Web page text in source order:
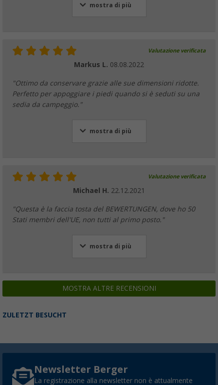
mostra di più
Valutazione verificata
Markus L. 08.08.2022
"Ottimo da conservare grazie alle sue dimensioni ridotte.
Perfetto per appoggiare i piedi quando si è seduti su una
sedia da campeggio."
mostra di più
Valutazione verificata
Michael H. 22.12.2021
"Questa è la faccia tosta del BEWERTUNGEN, dove ho 50
Stati membri dell'UE, non tutti al primo posto."
mostra di più
MOSTRA ALTRE RECENSIONI
ZULETZT BESUCHT
Newsletter Berger
La registrazione alla newsletter non è attualmente